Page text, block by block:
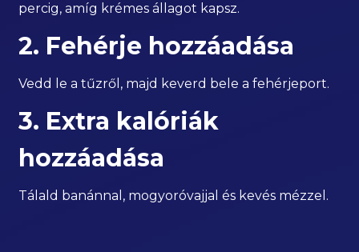
percig, amíg krémes állagot kapsz.
2. Fehérje hozzáadása
Vedd le a tűzről, majd keverd bele a fehérjeport.
3. Extra kalóriák
hozzáadása
Tálald banánnal, mogyoróvajjal és kevés mézzel.